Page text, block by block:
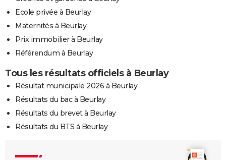
Ecole privée à Beurlay
Maternités à Beurlay
Prix immobilier à Beurlay
Référendum à Beurlay
Tous les résultats officiels à Beurlay
Résultat municipale 2026 à Beurlay
Résultats du bac à Beurlay
Résultats du brevet à Beurlay
Résultats du BTS à Beurlay